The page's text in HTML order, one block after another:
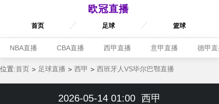
欧冠直播
首页 足球 篮球
NBA直播 CBA直播 西甲直播 意甲直播 德甲
位置:首页 足球直播 西甲 西班牙人VS毕尔巴鄂直播
2026-05-14 01:00 西甲